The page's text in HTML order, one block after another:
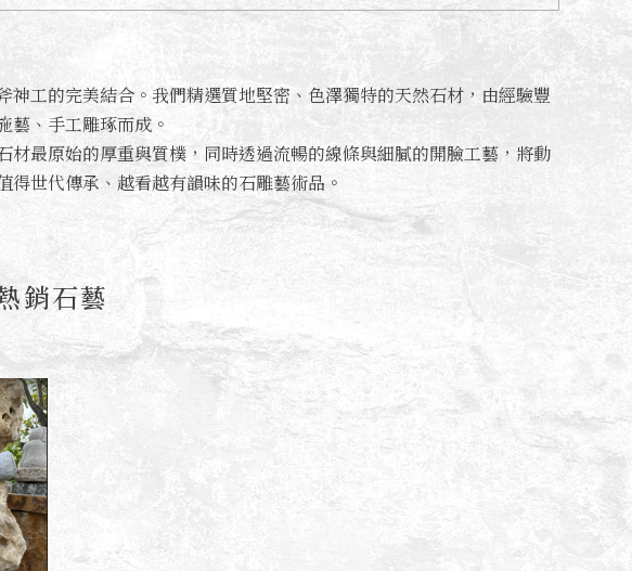
工的完美結合。我們精選質地堅密、色澤獨特的天然石材，由經驗豐
藝、手工雕琢而成。
最原始的厚重與質樸，同時透過流暢的線條與細膩的開臉工藝，將動
世代傳承、越看越有韻味的石雕藝術品。
銷石藝